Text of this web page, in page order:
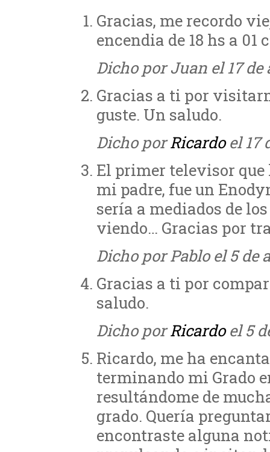
Gracias, me recordo
encendia de 18 hs a
Dicho por Juan el 17 de
Gracias a ti por
guste. Un saludo.
Dicho porRicardoel 17
El primer televisor que
mi padre, fue un
sería a mediados de
viendo… Gracias por
Dicho por Pablo el 5 de
Gracias a ti por
saludo.
Dicho porRicardoel 5
Ricardo, me ha
terminando mi Grado
resultándome de
grado. Quería
encontraste alguna